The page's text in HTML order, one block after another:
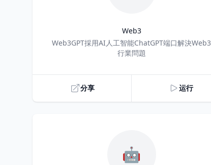
Web3
Title
Web3GPT採用AI人工智能ChatGPT端口解決Web3
行業問題
分享 运行
🤖